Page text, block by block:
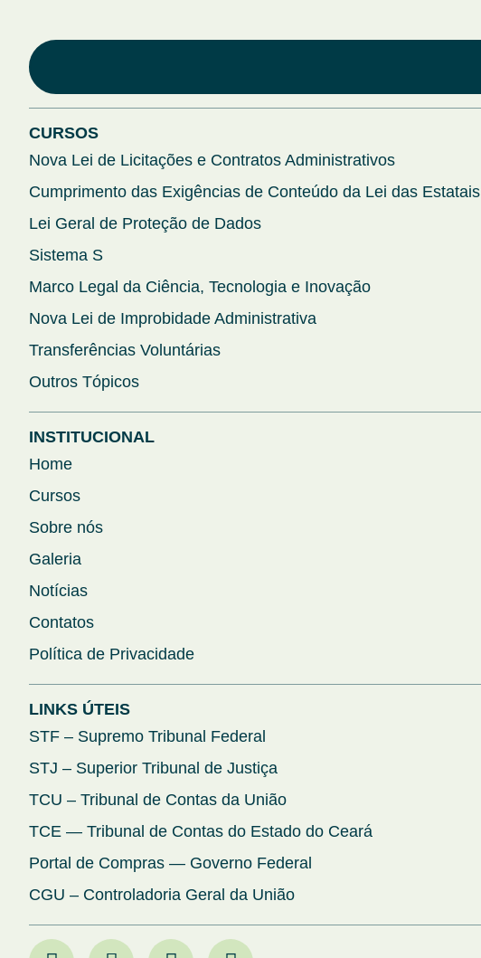
CURSOS
Nova Lei de Licitações e Contratos Administrativos
Cumprimento das Exigências de Conteúdo da Lei das Estatais
Lei Geral de Proteção de Dados
Sistema S
Marco Legal da Ciência, Tecnologia e Inovação
Nova Lei de Improbidade Administrativa
Transferências Voluntárias
Outros Tópicos
INSTITUCIONAL
Home
Cursos
Sobre nós
Galeria
Notícias
Contatos
Política de Privacidade
LINKS ÚTEIS
STF – Supremo Tribunal Federal
STJ – Superior Tribunal de Justiça
TCU – Tribunal de Contas da União
TCE — Tribunal de Contas do Estado do Ceará
Portal de Compras — Governo Federal
CGU – Controladoria Geral da União